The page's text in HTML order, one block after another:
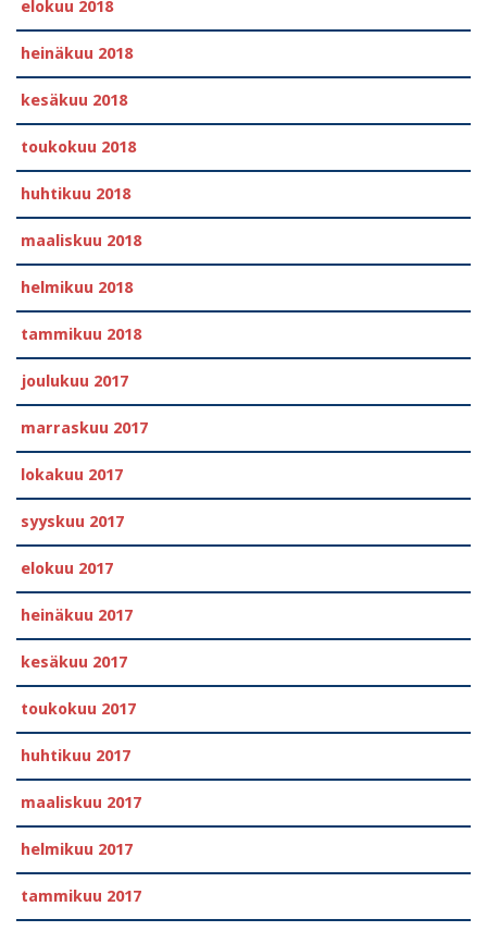
elokuu 2018
heinäkuu 2018
kesäkuu 2018
toukokuu 2018
huhtikuu 2018
maaliskuu 2018
helmikuu 2018
tammikuu 2018
joulukuu 2017
marraskuu 2017
lokakuu 2017
syyskuu 2017
elokuu 2017
heinäkuu 2017
kesäkuu 2017
toukokuu 2017
huhtikuu 2017
maaliskuu 2017
helmikuu 2017
tammikuu 2017